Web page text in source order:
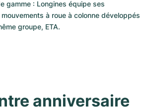
gamme : Longines équipe ses
à roue à colonne développés
groupe, ETA.
anniversaire